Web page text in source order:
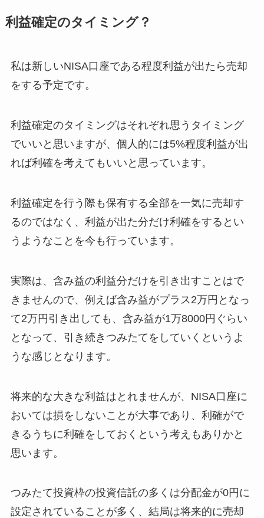
利益確定のタイミング？
私は新しいNISA口座である程度利益が出たら売却
をする予定です。
利益確定のタイミングはそれぞれ思うタイミング
でいいと思いますが、個人的には5%程度利益が出
れば利確を考えてもいいと思っています。
利益確定を行う際も保有する全部を一気に売却す
るのではなく、利益が出た分だけ利確をするとい
うようなことを今も行っています。
実際は、含み益の利益分だけを引き出すことはで
きませんので、例えば含み益がプラス2万円となっ
て2万円引き出しても、含み益が1万8000円ぐらい
となって、引き続きつみたてをしていくというよ
うな感じとなります。
将来的な大きな利益はとれませんが、NISA口座に
おいては損をしないことが大事であり、利確がで
きるうちに利確をしておくという考えもありかと
思います。
つみたて投資枠の投資信託の多くは分配金が0円に
設定されていることが多く、結局は将来的に売却